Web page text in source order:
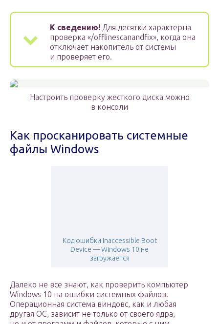
К сведению! Для десятки характерна
проверка «/offlinescanandfix», когда она
отключает накопитель от системы
и проверяет его.
Настроить проверку жесткого диска можно
в консоли
Как просканировать системные
файлы Windows
Код ошибки Inaccessible Boot
Device — Windows 10 не
загружается
Далеко не все знают, как проверить компьютер
Windows 10 на ошибки системных файлов.
Операционная система виндовс, как и любая
другая ОС, зависит не только от своего ядра,